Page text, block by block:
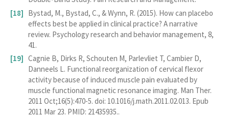
Bystad, M., Bystad, C., & Wynn, R. (2015). How can placebo
effects best be applied in clinical practice? A narrative
review. Psychology research and behavior management, 8,
41.
Cagnie B, Dirks R, Schouten M, Parlevliet T, Cambier D,
Danneels L. Functional reorganization of cervical flexor
activity because of induced muscle pain evaluated by
muscle functional magnetic resonance imaging. Man Ther.
2011 Oct;16(5):470-5. doi: 10.1016/j.math.2011.02.013. Epub
2011 Mar 23. PMID: 21435935..